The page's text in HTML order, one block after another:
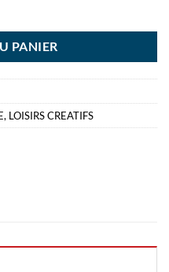
PANIER
, LOISIRS CREATIFS